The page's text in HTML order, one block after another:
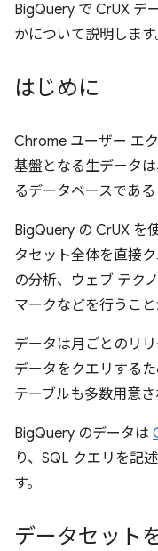
BigQuery で CrUX デ
かについて説明します
はじめに
Chrome ユーザー エ
基盤となる生データ
るデータベースである
BigQuery の CrUX を
タセット全体を直接
の分析、ウェブ テク
マークなどを行うこと
データは月ごとのリ
データをクエリする
テーブルも多数用意さ
BigQuery のデータは
り、SQL クエリを記
す。
データセット